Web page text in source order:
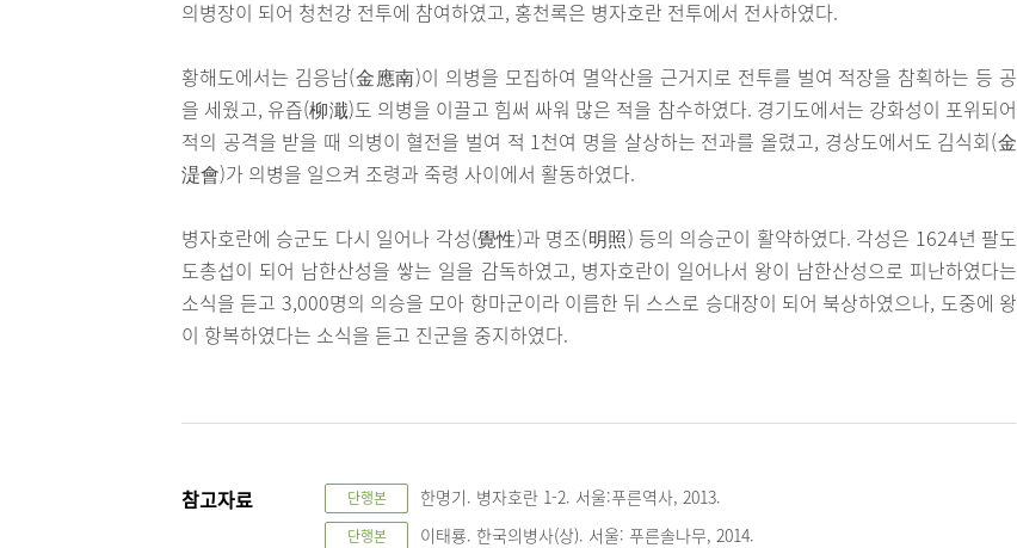
의병장이 되어 청천강 전투에 참여하였고, 홍천록은 병자호란 전투에서 전사하였다.
황해도에서는 김응남(金應南)이 의병을 모집하여 멸악산을 근거지로 전투를 벌여 적장을 참획하는 등 공
을 세웠고, 유즙(柳濈)도 의병을 이끌고 힘써 싸워 많은 적을 참수하였다. 경기도에서는 강화성이 포위되어
적의 공격을 받을 때 의병이 혈전을 벌여 적 1천여 명을 살상하는 전과를 올렸고, 경상도에서도 김식회(金
湜會)가 의병을 일으켜 조령과 죽령 사이에서 활동하였다.
병자호란에 승군도 다시 일어나 각성(覺性)과 명조(明照) 등의 의승군이 활약하였다. 각성은 1624년 팔도
도총섭이 되어 남한산성을 쌓는 일을 감독하였고, 병자호란이 일어나서 왕이 남한산성으로 피난하였다는
소식을 듣고 3,000명의 의승을 모아 항마군이라 이름한 뒤 스스로 승대장이 되어 북상하였으나, 도중에 왕
이 항복하였다는 소식을 듣고 진군을 중지하였다.
참고자료 단행본 한명기. 병자호란 1-2. 서울:푸른역사, 2013.
단행본 이태룡. 한국의병사(상). 서울: 푸른솔나무, 2014.